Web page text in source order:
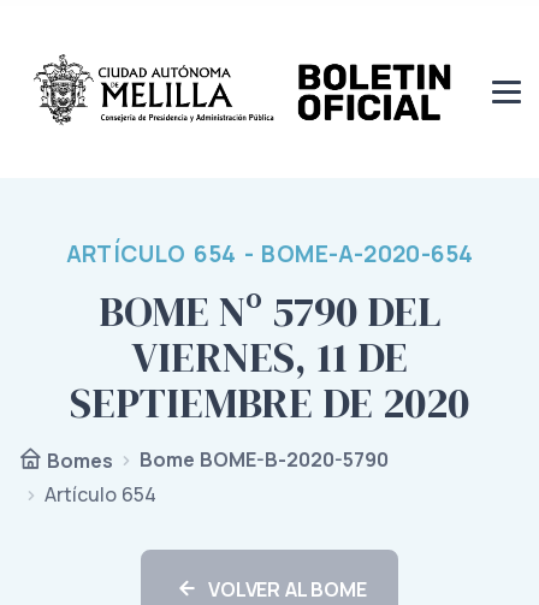
ARTÍCULO 654 - BOME-A-2020-654
BOME Nº 5790 DEL
VIERNES, 11 DE
SEPTIEMBRE DE 2020
Bomes
Bome BOME-B-2020-5790
Artículo 654
VOLVER AL BOME